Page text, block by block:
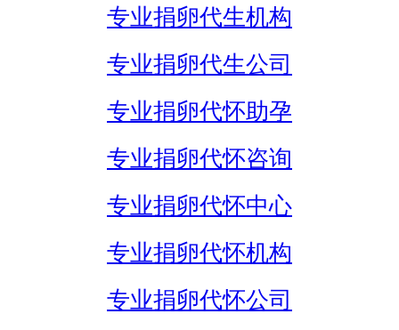
专业捐卵代生机构
专业捐卵代生公司
专业捐卵代怀助孕
专业捐卵代怀咨询
专业捐卵代怀中心
专业捐卵代怀机构
专业捐卵代怀公司